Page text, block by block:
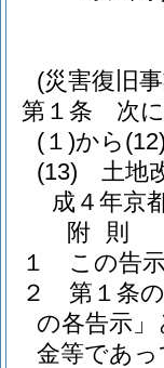
(災害復旧
第１条
次
(１)から
(13)
土地
成４年京
附 則
１
この告
２
第１条
の各告示
金等であ